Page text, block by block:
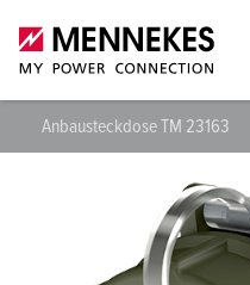
Anbausteckdose TM 23163